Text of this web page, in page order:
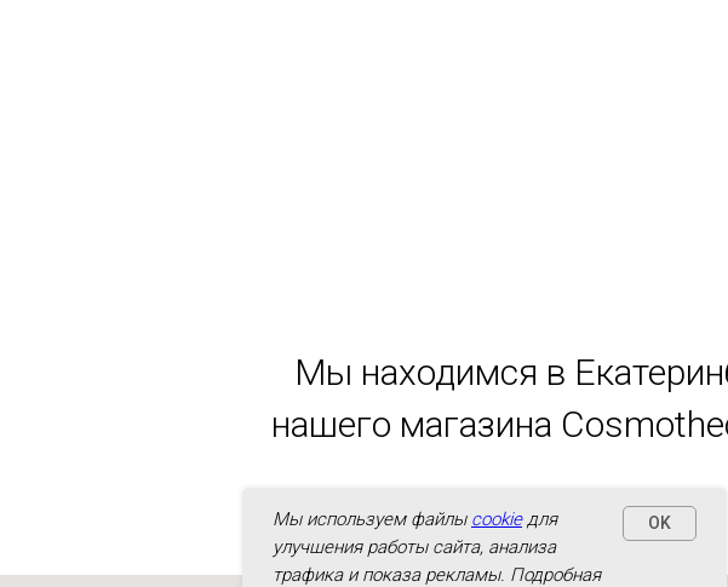
Мы находимся в
нашего магазина
Мы используем файлы cookieдля
улучшения работы сайта, анализа
трафика и показа рекламы. Подробная
OK